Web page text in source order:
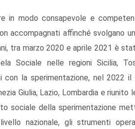
in modo consapevole e
accompagnati affinché svolgano
tra marzo 2020 e aprile 2021 è
Sociale nelle regioni Sicilia,
con la sperimentazione, nel 2022
Giulia, Lazio, Lombardia e riunito
sociale della sperimentazione
nazionale, gli strumenti